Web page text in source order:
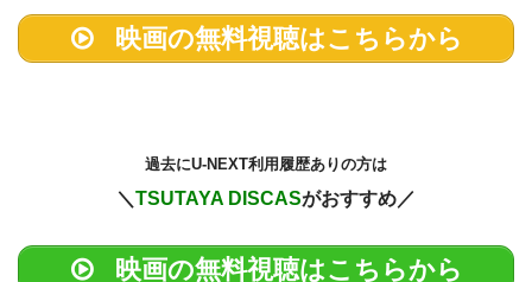
映画の無料視聴はこちらから
過去にU-NEXT利用履歴ありの方は
＼ TSUTAYA DISCASがおすすめ／
映画の無料視聴はこちらから